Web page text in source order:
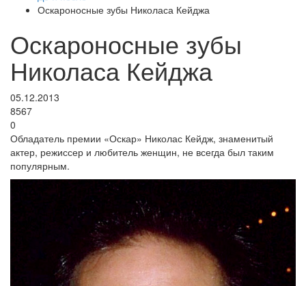
Оскароносные зубы Николаса Кейджа
Оскароносные зубы
Николаса Кейджа
05.12.2013
8567
0
Обладатель премии «Оскар» Николас Кейдж, знаменитый
актер, режиссер и любитель женщин, не всегда был таким
популярным.